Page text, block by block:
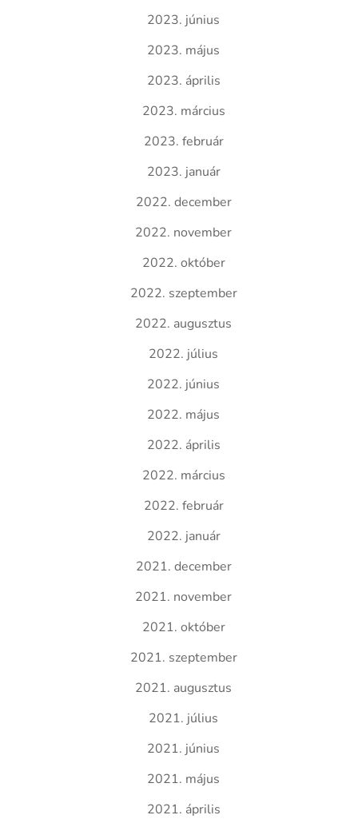
2023. június
2023. május
2023. április
2023. március
2023. február
2023. január
2022. december
2022. november
2022. október
2022. szeptember
2022. augusztus
2022. július
2022. június
2022. május
2022. április
2022. március
2022. február
2022. január
2021. december
2021. november
2021. október
2021. szeptember
2021. augusztus
2021. július
2021. június
2021. május
2021. április